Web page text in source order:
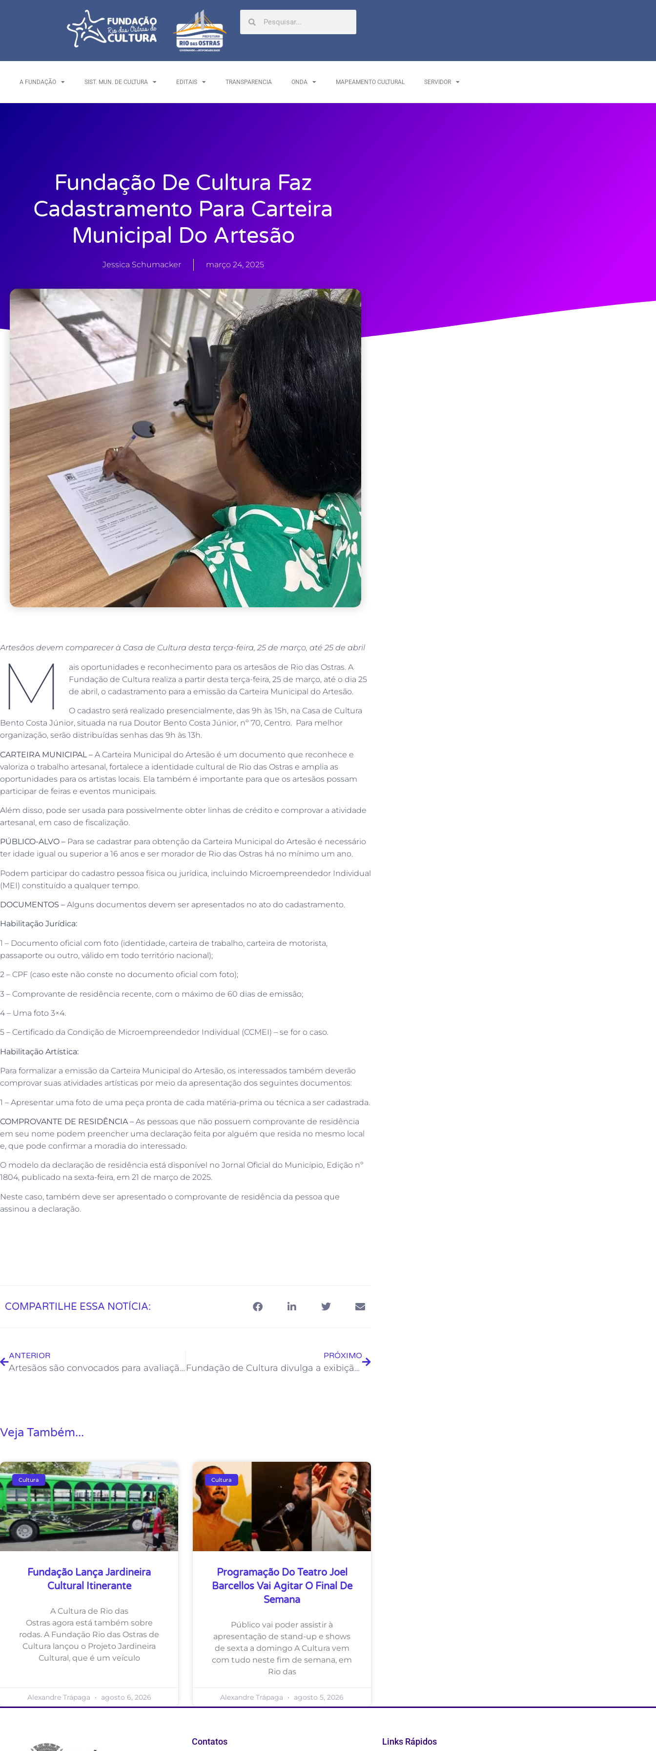
A FUNDAÇÃO SIST. MUN. DE CULTURA EDITAIS TRANSPARENCIA ONDA MAPEAMENTO CULTURAL SERVIDOR
Fundação De Cultura Faz
Cadastramento Para Carteira
Municipal Do Artesão
Jessica Schumacker março 24, 2025
Artesãos devem comparecer à Casa de Cultura desta terça-feira, 25 de março, até 25 de abril
M
ais oportunidades e reconhecimento para os artesãos de Rio das Ostras. A
Fundação de Cultura realiza a partir desta terça-feira, 25 de março, até o dia 25
de abril, o cadastramento para a emissão da Carteira Municipal do Artesão.
O cadastro será realizado presencialmente, das 9h às 15h, na Casa de Cultura
Bento Costa Júnior, situada na rua Doutor Bento Costa Júnior, nº 70, Centro. Para melhor
organização, serão distribuídas senhas das 9h às 13h.
CARTEIRA MUNICIPAL – A Carteira Municipal do Artesão é um documento que reconhece e
valoriza o trabalho artesanal, fortalece a identidade cultural de Rio das Ostras e amplia as
oportunidades para os artistas locais. Ela também é importante para que os artesãos possam
participar de feiras e eventos municipais.
Além disso, pode ser usada para possivelmente obter linhas de crédito e comprovar a atividade
artesanal, em caso de fiscalização.
PÚBLICO-ALVO – Para se cadastrar para obtenção da Carteira Municipal do Artesão é necessário
ter idade igual ou superior a 16 anos e ser morador de Rio das Ostras há no mínimo um ano.
Podem participar do cadastro pessoa física ou jurídica, incluindo Microempreendedor Individual
(MEI) constituído a qualquer tempo.
DOCUMENTOS – Alguns documentos devem ser apresentados no ato do cadastramento.
Habilitação Jurídica:
1 – Documento oficial com foto (identidade, carteira de trabalho, carteira de motorista,
passaporte ou outro, válido em todo território nacional);
2 – CPF (caso este não conste no documento oficial com foto);
3 – Comprovante de residência recente, com o máximo de 60 dias de emissão;
4 – Uma foto 3×4.
5 – Certificado da Condição de Microempreendedor Individual (CCMEI) – se for o caso.
Habilitação Artística:
Para formalizar a emissão da Carteira Municipal do Artesão, os interessados também deverão
comprovar suas atividades artísticas por meio da apresentação dos seguintes documentos:
1 – Apresentar uma foto de uma peça pronta de cada matéria-prima ou técnica a ser cadastrada.
COMPROVANTE DE RESIDÊNCIA – As pessoas que não possuem comprovante de residência
em seu nome podem preencher uma declaração feita por alguém que resida no mesmo local
e, que pode confirmar a moradia do interessado.
O modelo da declaração de residência está disponível no Jornal Oficial do Município, Edição nº
1804, publicado na sexta-feira, em 21 de março de 2025.
Neste caso, também deve ser apresentado o comprovante de residência da pessoa que
assinou a declaração.
COMPARTILHE ESSA NOTÍCIA:
ANTERIOR
Artesãos são convocados para avaliação de peças para a Feira Rio Artes
PRÓXIMO
Fundação de Cultura divulga a exibição de documentários que retratam Rio das Ostras
Veja Também...
Cultura
Fundação Lança Jardineira
Cultural Itinerante
A Cultura de Rio das
Ostras agora está também sobre
rodas. A Fundação Rio das Ostras de
Cultura lançou o Projeto Jardineira
Cultural, que é um veículo
Alexandre Trápaga agosto 6, 2026
Cultura
Programação Do Teatro Joel
Barcellos Vai Agitar O Final De
Semana
Público vai poder assistir à
apresentação de stand-up e shows
de sexta a domingo A Cultura vem
com tudo neste fim de semana, em
Rio das
Alexandre Trápaga agosto 5, 2026
Contatos Links Rápidos